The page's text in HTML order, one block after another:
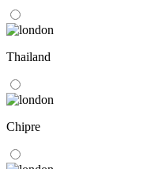
Thailand
Chipre